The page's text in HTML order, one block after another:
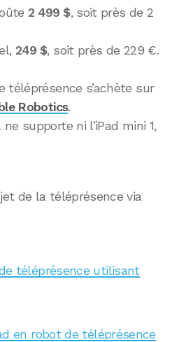
2 499 $, soit près de 2
249 $, soit près de 229 €.
téléprésence s’achète sur
Robotics.
supporte ni l’iPad mini 1,
de la téléprésence via
téléprésence utilisant
en robot de téléprésence